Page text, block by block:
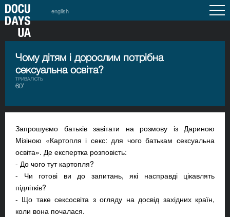
english
Чому дітям і дорослим потрібна
сексуальна освіта?
ТРИВАЛІСТЬ
60’
Запрошуємо батьків завітати на розмову із Дариною
Мізіною «Картопля і секс: для чого батькам сексуальна
освіта». Де експертка розповість:
- До чого тут картопля?
- Чи готові ви до запитань, які насправді цікавлять
підлітків?
- Що таке сексосвіта з огляду на досвід західних країн,
коли вона почалася.